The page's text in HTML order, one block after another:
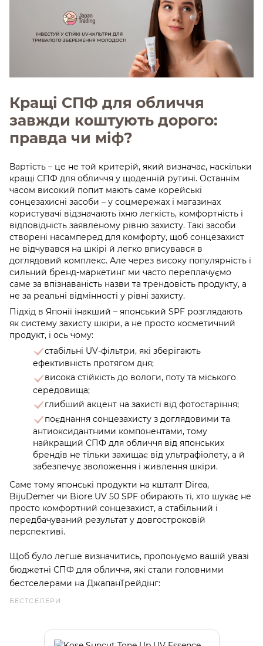
Кращі СПФ для обличчя
завжди коштують дорого:
правда чи міф?
Вартість – це не той критерій, який визначає, наскільки
кращі СПФ для обличчя у щоденній рутині. Останнім
часом високий попит мають саме корейські
сонцезахисні засоби – у соцмережах і магазинах
користувачі відзначають їхню легкість, комфортність і
відповідність заявленому рівню захисту. Такі засоби
створені насамперед для комфорту, щоб сонцезахист
не відчувався на шкірі й легко вписувався в
доглядовий комплекс. Але через високу популярність і
сильний бренд-маркетинг ми часто переплачуємо
саме за впізнаваність назви та трендовість продукту, а
не за реальні відмінності у рівні захисту.
Підхід в Японії інакший – японський SPF розглядають
як систему захисту шкіри, а не просто косметичний
продукт, і ось чому:
стабільні UV-фільтри, які зберігають
ефективність протягом дня;
висока стійкість до вологи, поту та міського
середовища;
глибший акцент на захисті від фотостаріння;
поєднання сонцезахисту з доглядовими та
антиоксидантними компонентами, тому
найкращий СПФ для обличчя від японських
брендів не тільки захищає від ультрафіолету, а й
забезпечує зволоження і живлення шкіри.
Саме тому японські продукти на кшталт Direa,
BijuDemer чи Biore UV 50 SPF обирають ті, хто шукає не
просто комфортний сонцезахист, а стабільний і
передбачуваний результат у довгостроковій
перспективі.
Щоб було легше визначитись, пропонуємо вашій увазі
бюджетні СПФ для обличчя, які стали головними
бестселерами на ДжапанТрейдінг:
БЕСТСЕЛЕРИ